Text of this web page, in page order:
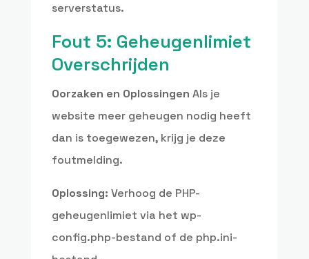
serverstatus.
Fout 5: Geheugenlimiet
Overschrijden
Oorzaken en Oplossingen Als je
website meer geheugen nodig heeft
dan is toegewezen, krijg je deze
foutmelding.
Oplossing: Verhoog de PHP-
geheugenlimiet via het wp-
config.php-bestand of de php.ini-